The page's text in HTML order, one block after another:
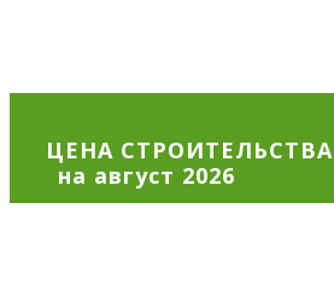
ЦЕНА СТРОИТЕЛЬСТВА